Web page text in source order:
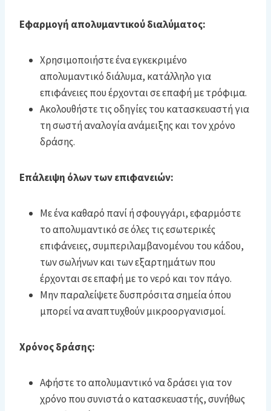
Εφαρμογή απολυμαντικού διαλύματος:
Χρησιμοποιήστε ένα εγκεκριμένο
απολυμαντικό διάλυμα, κατάλληλο για
επιφάνειες που έρχονται σε επαφή με τρόφιμα.
Ακολουθήστε τις οδηγίες του κατασκευαστή για
τη σωστή αναλογία ανάμειξης και τον χρόνο
δράσης.
Επάλειψη όλων των επιφανειών:
Με ένα καθαρό πανί ή σφουγγάρι, εφαρμόστε
το απολυμαντικό σε όλες τις εσωτερικές
επιφάνειες, συμπεριλαμβανομένου του κάδου,
των σωλήνων και των εξαρτημάτων που
έρχονται σε επαφή με το νερό και τον πάγο.
Μην παραλείψετε δυσπρόσιτα σημεία όπου
μπορεί να αναπτυχθούν μικροοργανισμοί.
Χρόνος δράσης:
Αφήστε το απολυμαντικό να δράσει για τον
χρόνο που συνιστά ο κατασκευαστής, συνήθως